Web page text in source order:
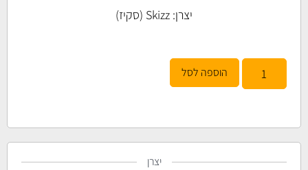
יצרן: Skizz (סקיז)
הוספה לסל
יצרן